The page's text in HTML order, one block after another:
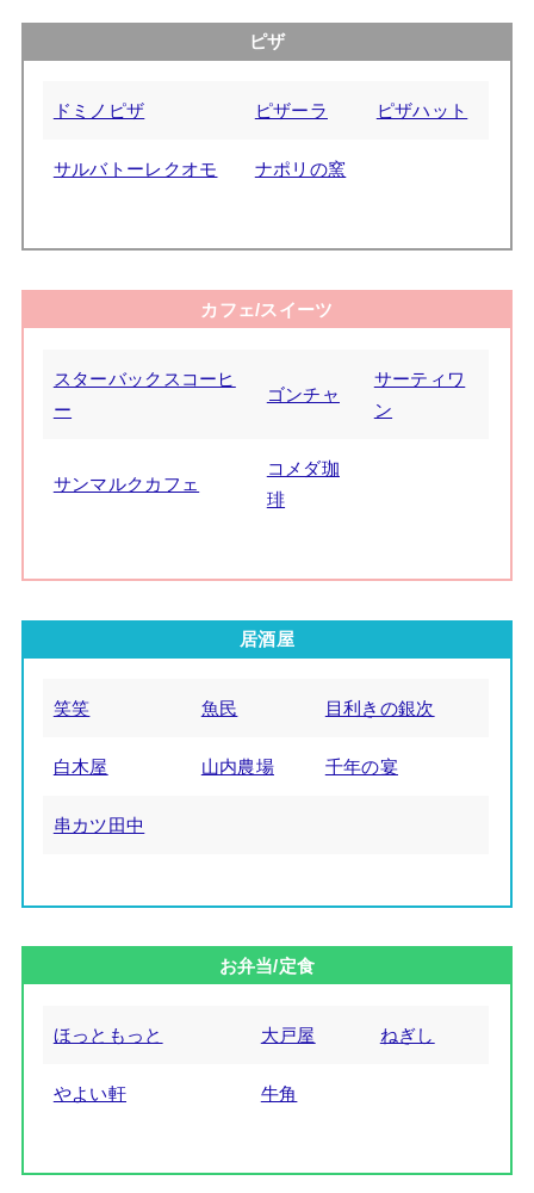
ピザ
ドミノピザ ピザーラ ピザハット
サルバトーレクオモ ナポリの窯
カフェ/スイーツ
スターバックスコーヒ
ー
ゴンチャ
サーティワ
ン
サンマルクカフェ
コメダ珈
琲
居酒屋
笑笑 魚民 目利きの銀次
白木屋 山内農場 千年の宴
串カツ田中
お弁当/定食
ほっともっと 大戸屋 ねぎし
やよい軒 牛角